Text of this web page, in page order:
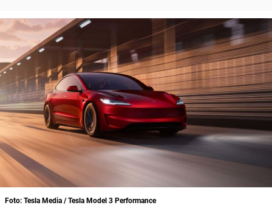
Foto: Tesla Media / Tesla Model 3 Performance